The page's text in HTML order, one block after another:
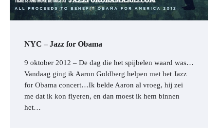
NYC – Jazz for Obama
9 oktober 2012 – De dag die het spijbelen waard was…
Vandaag ging ik Aaron Goldberg helpen met het Jazz
for Obama concert…Ik belde Aaron al vroeg, hij zei
me dat ik kon flyeren, en dan moest ik hem binnen
het…